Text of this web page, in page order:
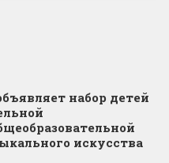
набор детей
искусства